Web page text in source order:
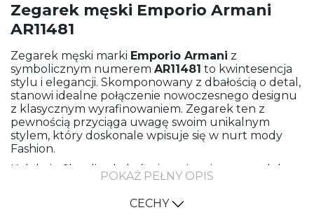
Zegarek męski Emporio Armani
AR11481
Zegarek męski marki Emporio Armani z
symbolicznym numerem AR11481 to kwintesencja
stylu i elegancji. Skomponowany z dbałością o detal,
stanowi idealne połączenie nowoczesnego designu
z klasycznym wyrafinowaniem. Zegarek ten z
pewnością przyciąga uwagę swoim unikalnym
stylem, który doskonale wpisuje się w nurt mody
Fashion.
Kolekcja Claudio, do której nawiązuje ten model,
odznacza się subtelnością i precyzją wykonania.
Zegarek wykonany z najwyższej jakości materiałów,
a mianowicie stal nierdzewną, zarówno na
POKAŻ PEŁNY OPIS
CECHY